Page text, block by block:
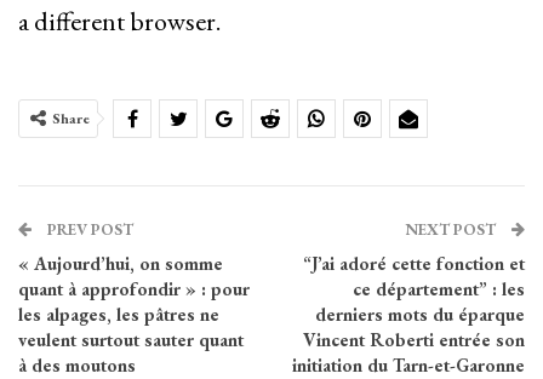
a different browser.
Share
PREV POST
« Aujourd’hui, on somme
quant à approfondir » : pour
les alpages, les pâtres ne
veulent surtout sauter quant
à des moutons
NEXT POST
“J’ai adoré cette fonction et
ce département” : les
derniers mots du éparque
Vincent Roberti entrée son
initiation du Tarn-et-Garonne